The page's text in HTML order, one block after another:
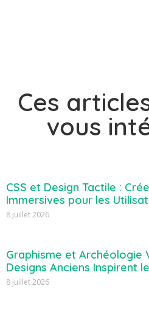
Ces
vous
CSS et Design Tactile :
Immersives pour les
8 juillet 2026
Graphisme et Archéologie
Designs Anciens Inspirent
8 juillet 2026